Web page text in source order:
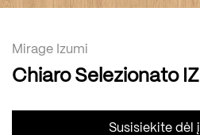
Mirage Izumi
Chiaro Selezionato
Susisiekite dėl